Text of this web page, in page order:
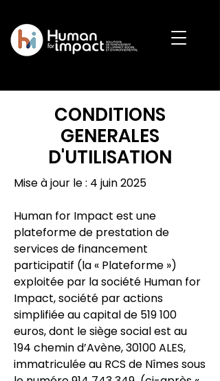
CONDITIONS
GENERALES
D'UTILISATION
Mise à jour le : 4 juin 2025
Human for Impact est une
plateforme de prestation de
services de financement
participatif (la « Plateforme »)
exploitée par la société Human for
Impact, société par actions
simplifiée au capital de 519 100
euros, dont le siège social est au
194 chemin d’Avène, 30100 ALES,
immatriculée au RCS de Nîmes sous